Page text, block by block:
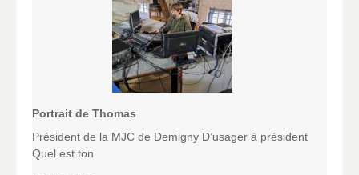
Portrait de Thomas
Président de la MJC de Demigny D’usager à président
Quel est ton